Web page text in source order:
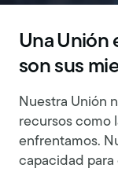
Una Unión
son sus
Nuestra Unión
recursos como
enfrentamos.
capacidad